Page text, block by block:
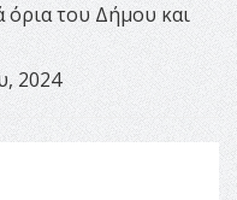
όρια του Δήμου και
2024